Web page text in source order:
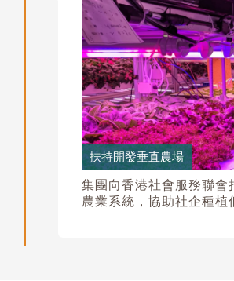
扶持開發垂直農場
集團向香港社會服務聯會
農業系統，協助社企種植